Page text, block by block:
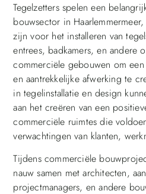
Tegelzetters spelen een
bouwsector in
zijn voor het installeren van
entrees, badkamers, en andere
commerciële gebouwen om
en aantrekkelijke afwerking te
in tegelinstallatie en design
aan het creëren van een
commerciële ruimtes die
verwachtingen van klanten,
Tijdens commerciële
nauw samen met architecten,
projectmanagers, en andere